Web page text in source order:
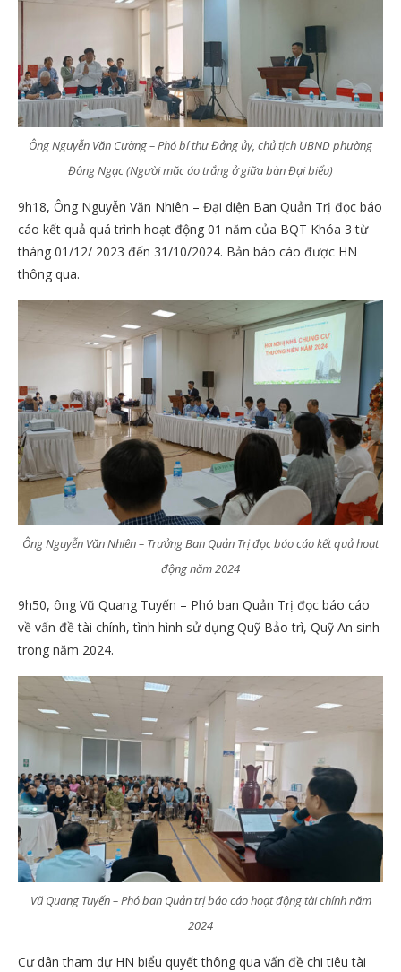
Ông Nguyễn Văn Cường – Phó bí thư Đảng ủy, chủ tịch UBND phường
Đông Ngạc(Người mặc áo trắng ở giữa bàn Đại biểu)
9h18, Ông Nguyễn Văn Nhiên – Đại diện Ban Quản Trị đọc báo
cáo kết quả quá trình hoạt động 01 năm của BQT Khóa 3 từ
tháng 01/12/ 2023 đến 31/10/2024. Bản báo cáo được HN
thông qua.
Ông Nguyễn Văn Nhiên – Trưởng Ban Quản Trị đọc báo cáo kết quả hoạt
động năm 2024
9h50, ông Vũ Quang Tuyến – Phó ban Quản Trị đọc báo cáo
về vấn đề tài chính, tình hình sử dụng Quỹ Bảo trì, Quỹ An sinh
trong năm 2024.
Vũ Quang Tuyến – Phó ban Quản trị báo cáo hoạt động tài chính năm
2024
Cư dân tham dự HN biểu quyết thông qua vấn đề chi tiêu tài